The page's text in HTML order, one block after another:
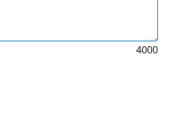
4000